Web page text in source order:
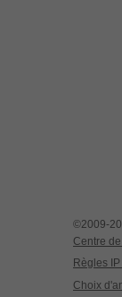
©2009-
Centre
Règles
Choix